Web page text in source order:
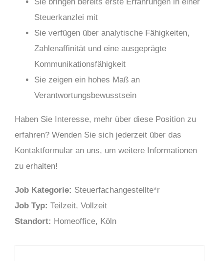
Steuerkanzlei mit
Sie verfügen über analytische Fähigkeiten,
Zahlenaffinität und eine ausgeprägte
Kommunikationsfähigkeit
Sie zeigen ein hohes Maß an
Verantwortungsbewusstsein
Haben Sie Interesse, mehr über diese Position zu
erfahren? Wenden Sie sich jederzeit über das
Kontaktformular an uns, um weitere Informationen
zu erhalten!
Job Kategorie: Steuerfachangestellte*r
Job Typ: Teilzeit Vollzeit
Standort: Homeoffice Köln